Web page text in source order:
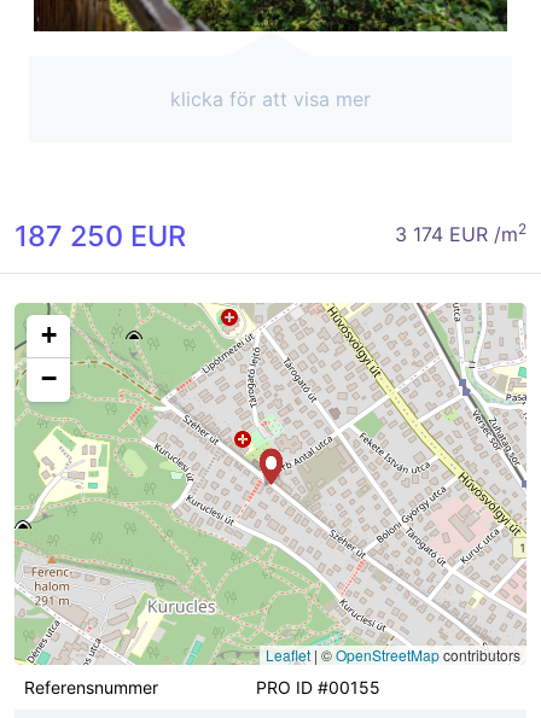
klicka för att visa mer
187 250 EUR 3 174 EUR /m2
+
−
Leaflet | ©OpenStreetMapcontributors
Referensnummer
PRO ID #00155